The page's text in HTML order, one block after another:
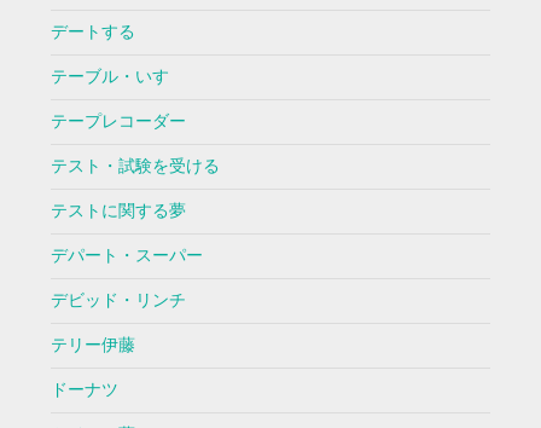
デートする
テーブル・いす
テープレコーダー
テスト・試験を受ける
テストに関する夢
デパート・スーパー
デビッド・リンチ
テリー伊藤
ドーナツ